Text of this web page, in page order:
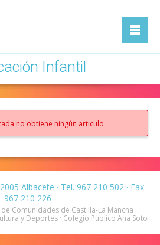
navegación
Infantil
no obtiene ningún articulo
Albacete · Tel. 967 210 502 · Fax
967 210 226
Comunidades de Castilla-La Mancha ·
y Deportes · Colegio Público Ana Soto